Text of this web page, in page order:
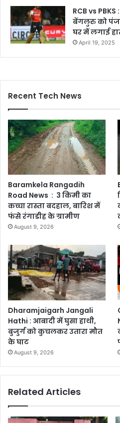
RCB vs
बेंगलुरु को
घर में लगाई
April 19, 2025
Recent Tech News
Baramkela Rangadih
Road News : 3 किमी का
कच्चा रास्ता बदहाल, बारिश में
फंसे रंगाडीह के ग्रामीण
August 9, 2026
Dharamjaigarh Jangali
Hathi : आबादी में घुसा हाथी,
बुजुर्ग को कुचलकर उतारा मौत
के घाट
August 9, 2026
Related Articles